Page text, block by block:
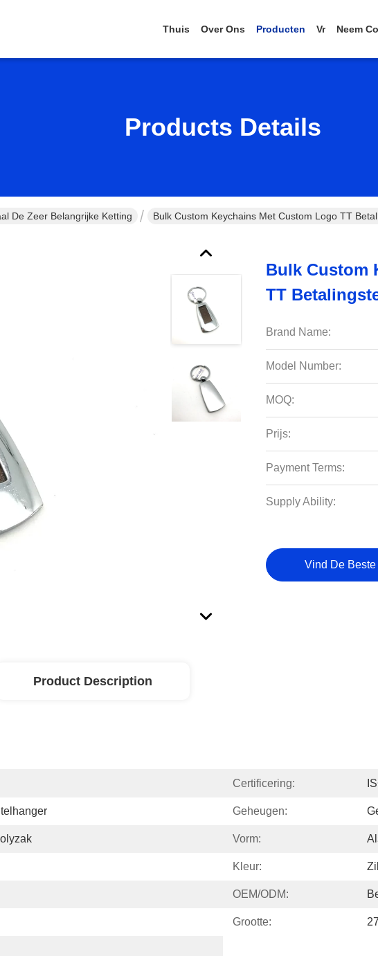
Thuis Over Ons Producten Vr Neem
Products Details
De Zeer Belangrijke Ketting Bulk Custom Keychains Met Custom Logo TT
Bulk Custom
TT
Brand Name:
Model Number:
MOQ:
Prijs:
Payment Terms:
Supply Ability:
Vind De
Product Description
Certificering:
Geheugen:
Vorm:
Kleur:
OEM/ODM:
Grootte: